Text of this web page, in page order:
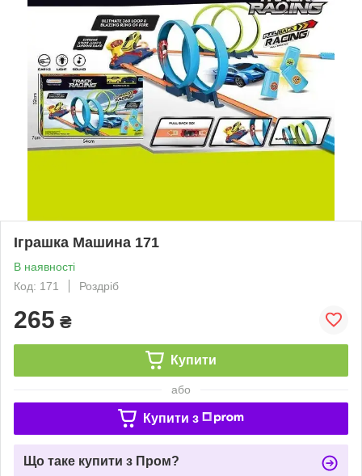
Іграшка Машина 171
В наявності
Код: 171
Роздріб
265 ₴
Купити
або
Купити з
Що таке купити з Пром?